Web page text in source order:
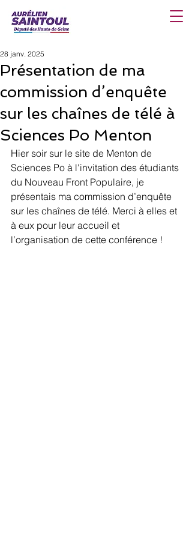
Présentation de ma
commission d’enquête
sur les chaînes de télé à
Sciences Po Menton
28 janv. 2025
Hier soir sur le site de Menton de
Sciences Po à l'invitation des étudiants
du Nouveau Front Populaire, je
présentais ma commission d’enquête
sur les chaînes de télé. Merci à elles et
à eux pour leur accueil et
l’organisation de cette conférence !